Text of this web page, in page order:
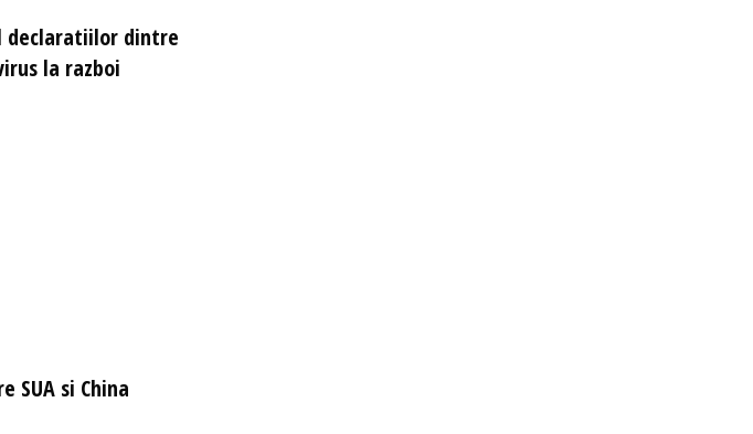
declaratiilor dintre
la razboi
SUA si China